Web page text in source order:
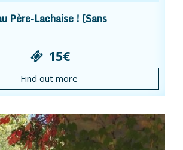
Père-Lachaise ! (Sans
15€
Find out more